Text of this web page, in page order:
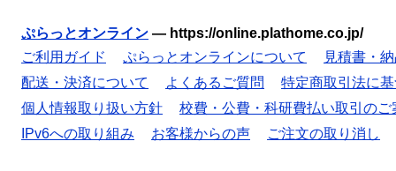
ぷらっとオンライン — https://online.plathome.co.jp/
ご利用ガイド
ぷらっとオンラインについて
見積書・
配送・決済について
よくあるご質問
特定商取引法に
個人情報取り扱い方針
校費・公費・科研費払い取引のご
IPv6への取り組み
お客様からの声 ご注文の取り消し